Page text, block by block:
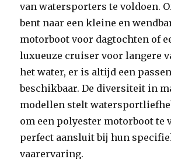
van watersporters te voldoen.
bent naar een kleine en
motorboot voor dagtochten of
luxueuze cruiser voor langere
het water, er is altijd een
beschikbaar. De diversiteit in
modellen stelt
om een polyester motorboot te
perfect aansluit bij hun
vaarervaring.